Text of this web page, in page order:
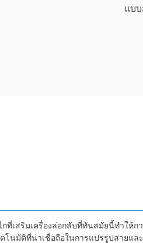
แบ
ที่เสริมเครื่องล่อกลับที่ทันสมัยนี้ทําใ
นมัติที่น่าเชื่อถือในการแปรรูปสายและ